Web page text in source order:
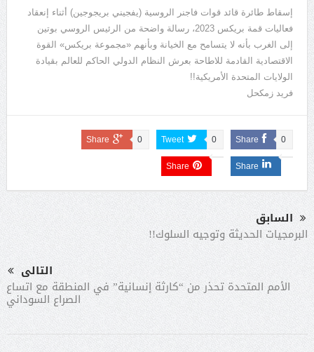
إسقاط طائرة قائد قوات فاجنر الروسية (يفجيني بريجوجين) أثناء إنعقاد
فعاليات قمة بريكس 2023، رسالة واضحة من الرئيس الروسي بوتين
إلى الغرب بأنه لا يتسامح مع الخيانة وبأنهم «مجموعة بريكس» القوة
الاقتصادية القادمة للاطاحة بعرش النظام الدولي الحاكم للعالم بقيادة
الولايات المتحدة الأمريكية!!
فريد زمكحل
Share 0
Tweet 0
Share 0
Share
Share
السابق
البرمجيات الحديثة وتوجيه السلوك!!
التالى
الأمم المتحدة تحذر من “كارثة إنسانية” في المنطقة مع اتساع
الصراع السوداني